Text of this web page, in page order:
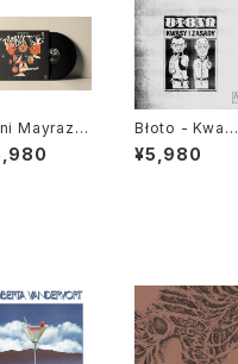
Mayraz -
Tse!
Błoto - Kwasy
I Zasady "LP"
¥5,980